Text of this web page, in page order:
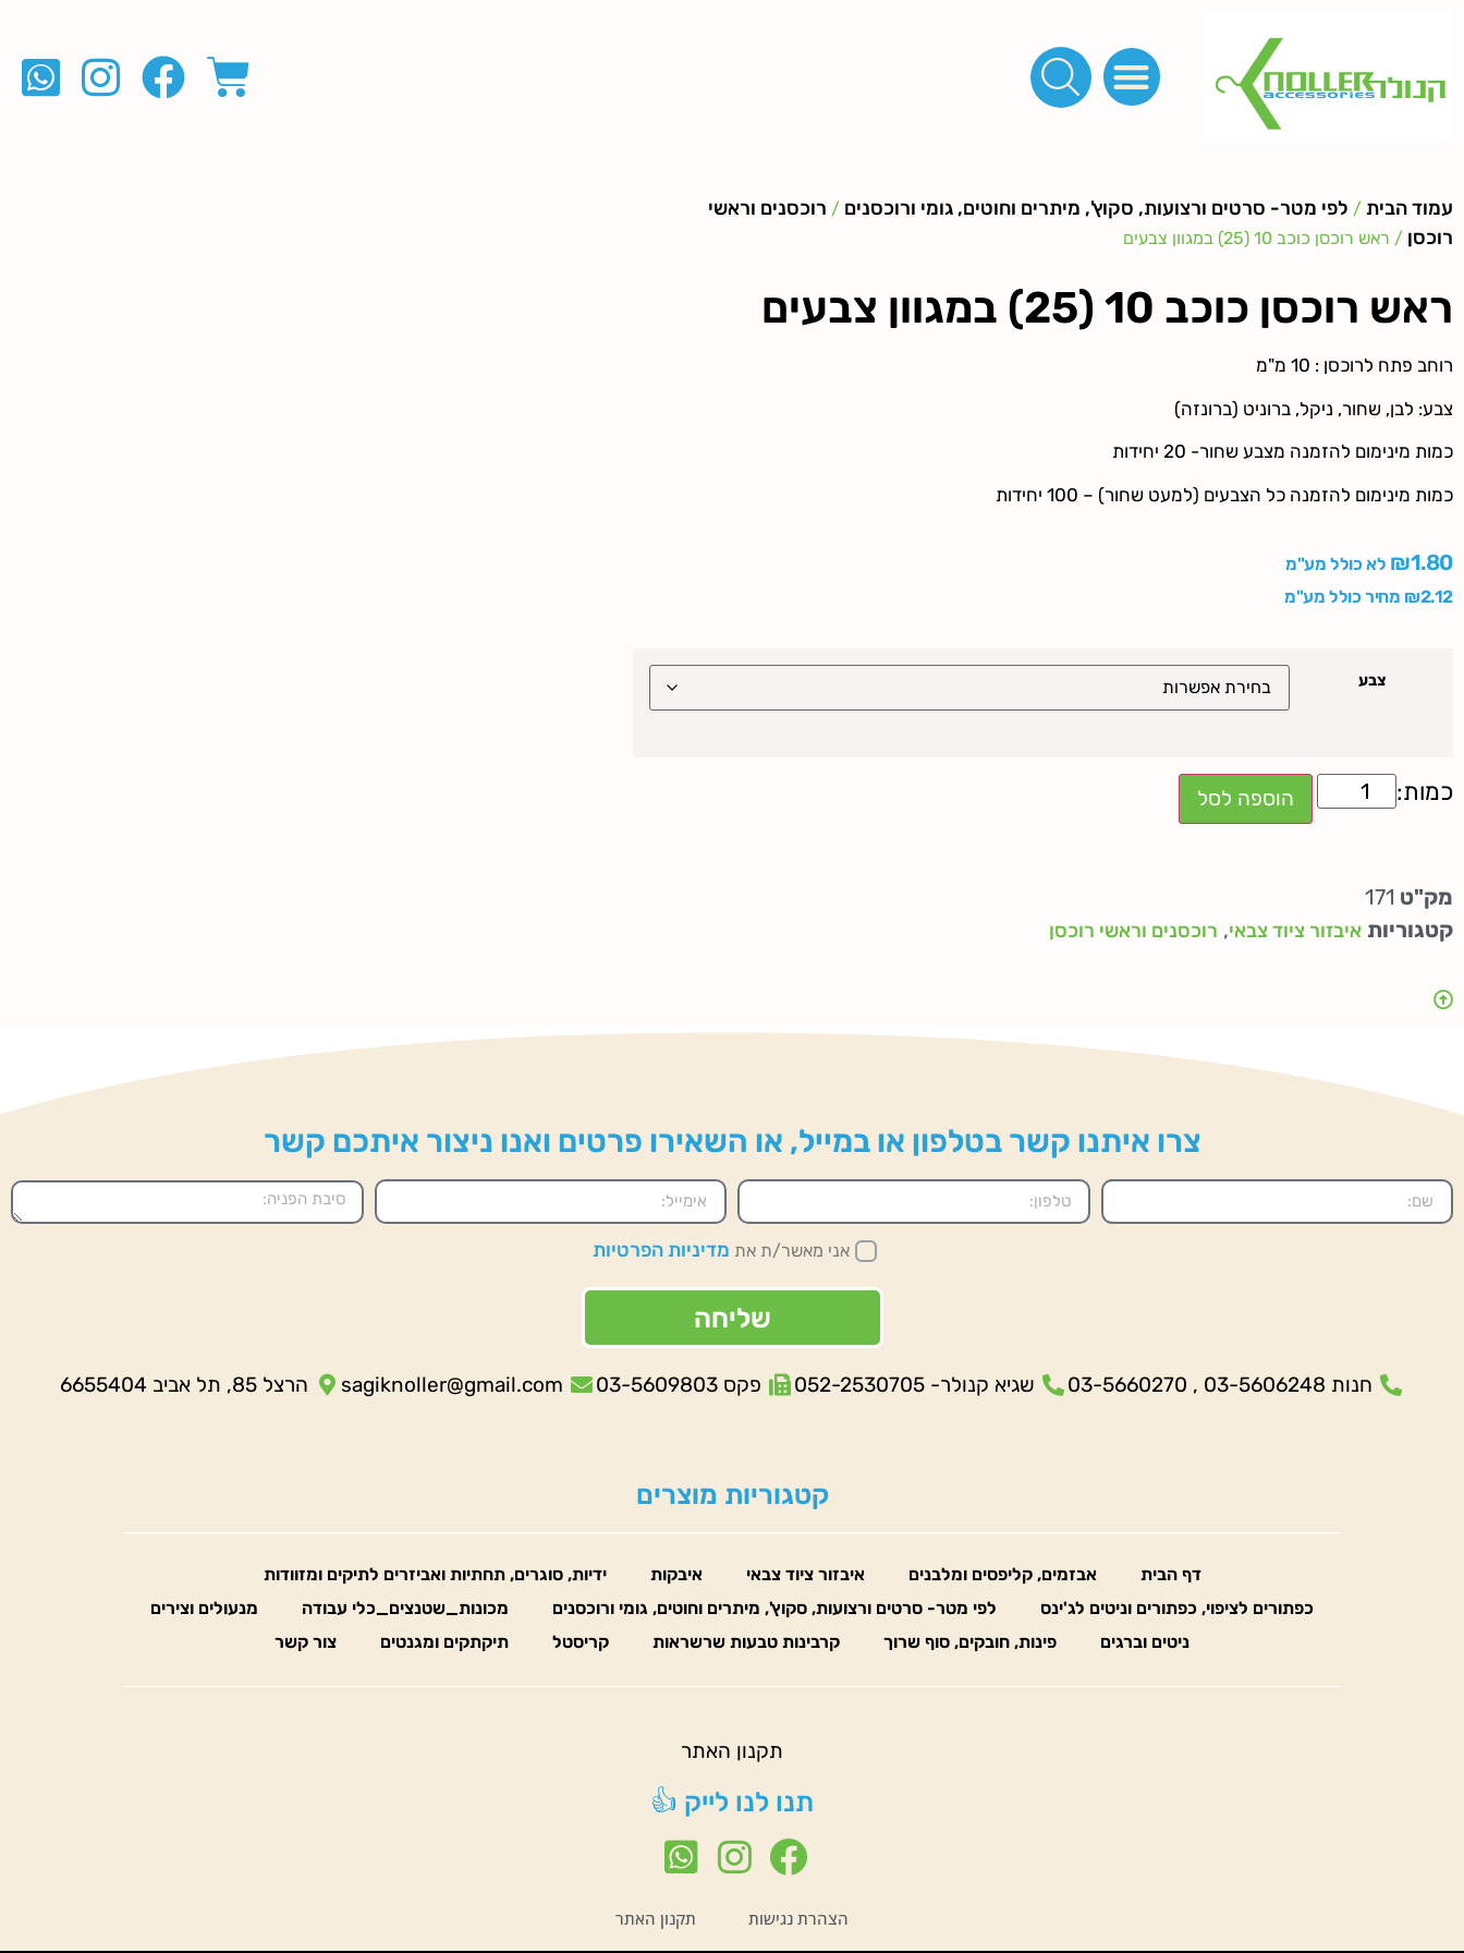
עמוד הבית / לפי מטר- סרטים ורצועות, סקוץ', מיתרים וחוטים, גומי ורוכסנים / רוכסנים וראשי
רוכסן / ראש רוכסן כוכב 10 (25) במגוון צבעים
ראש רוכסן כוכב 10 (25) במגוון צבעים
רוחב פתח לרוכסן : 10 מ"מ
צבע: לבן, שחור, ניקל, ברוניט (ברונזה)
כמות מינימום להזמנה מצבע שחור- 20 יחידות
כמות מינימום להזמנה כל הצבעים (למעט שחור) – 100 יחידות
₪1.80
לא כולל מע"מ
₪2.12 מחיר כולל מע"מ
צבע
הוספה לסל
מק"ט 171
קטגוריות איבזור ציוד צבאי, רוכסנים וראשי רוכסן
צרו איתנו קשר בטלפון או במייל, או השאירו פרטים ואנו ניצור איתכם קשר
אני מאשר/ת את מדיניות הפרטיות
שליחה
חנות 03-5606248 , 03-5660270 שגיא קנולר- 052-2530705 פקס 03-5609803 sagiknoller@gmail.com הרצל 85, תל אביב 6655404
קטגוריות מוצרים
דף הבית אבזמים, קליפסים ומלבנים איבזור ציוד צבאי איבקות
ידיות, סוגרים, תחתיות ואביזרים לתיקים ומזוודות
כפתורים לציפוי, כפתורים וניטים לג'ינס
לפי מטר- סרטים ורצועות, סקוץ', מיתרים וחוטים, גומי ורוכסנים מכונות_שטנצים_כלי עבודה
מנעולים וצירים
ניטים וברגים
פינות, חובקים, סוף שרוך קרבינות טבעות שרשראות קריסטל תיקתקים ומגנטים צור קשר
תקנון האתר
תנו לנו לייק 👍
הצהרת נגישות תקנון האתר